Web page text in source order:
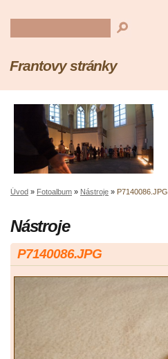
Frantovy stránky
Úvod » Fotoalbum » Nástroje » P7140086.JPG
Nástroje
P7140086.JPG